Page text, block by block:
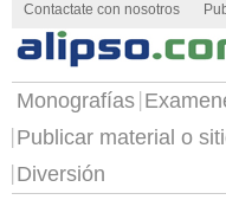
Contactate con nosotros
Monografías
Publicar material o
Diversión